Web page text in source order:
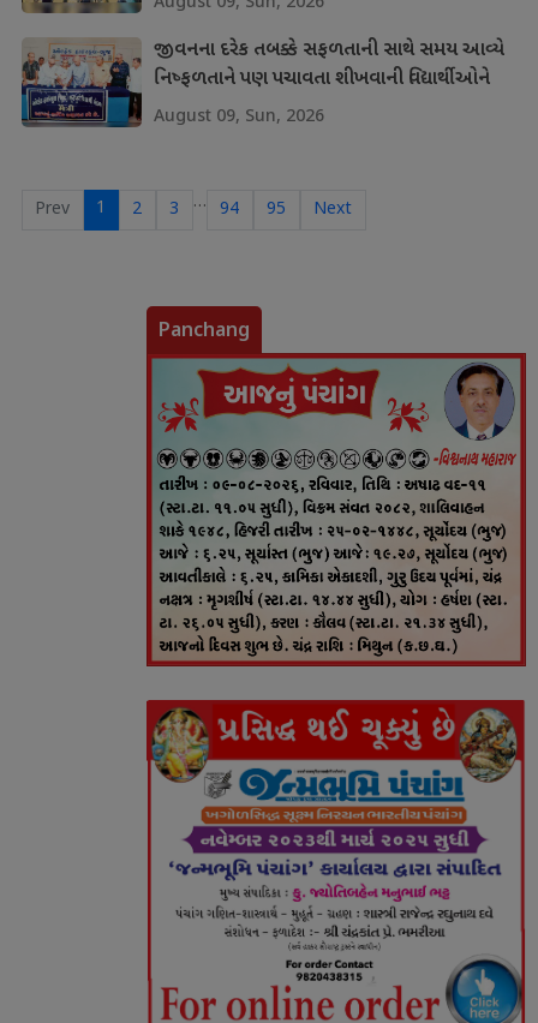
જીવનના દરેક તબક્કે સફળતાની સાથે સમય આવ્યે
નિષ્ફળતાને પણ પચાવતા શીખવાની વિદ્યાર્થીઓને
શીખ
August 09, Sun, 2026
Prev 1 2 3 … 94 95 Next
Panchang